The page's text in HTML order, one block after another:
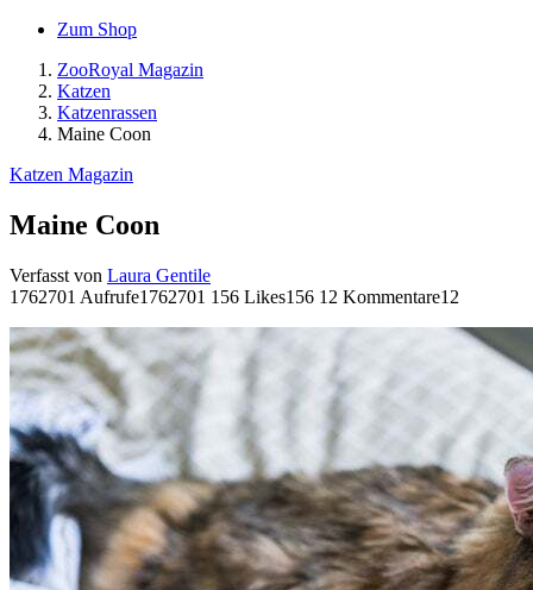
Zum Shop
ZooRoyal Magazin
Katzen
Katzenrassen
Maine Coon
Katzen Magazin
Maine Coon
Verfasst von Laura Gentile
1762701 Aufrufe1762701 156 Likes156 12 Kommentare12